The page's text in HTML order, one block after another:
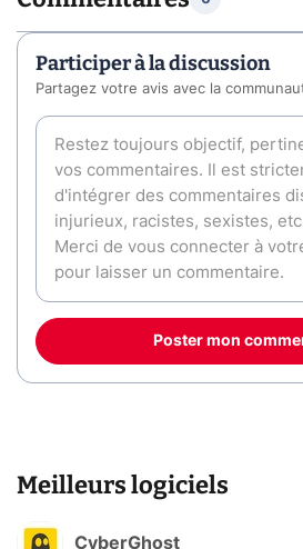
Participer à la discussion
Partagez votre avis avec la
Poster mon
Meilleurs logiciels
CyberGhost